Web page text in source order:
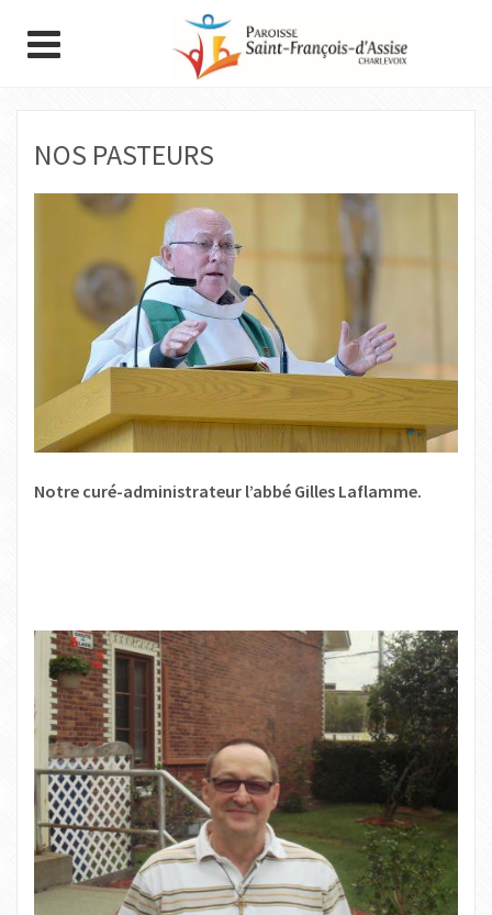
NOS PASTEURS
Notre curé-administrateur l’abbé Gilles Laflamme.